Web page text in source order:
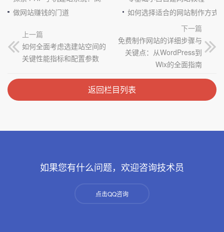
做网站赚钱的门道
如何选择适合的网站制作方式
上一篇
如何全面考虑选建站空间的
关键性能指标和配置参数
下一篇
免费制作网站的详细步骤与
关键点：从WordPress到
Wix的全面指南
返回栏目列表
如果您有什么问题，欢迎咨询技术员
点击QQ咨询